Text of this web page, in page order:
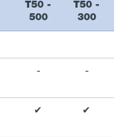
T50 -
500
T50 -
300
- -
✔ ✔